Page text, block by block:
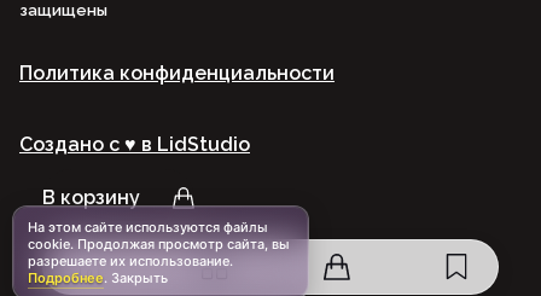
В корзину
защищены
Политика конфиденциальности
Создано с ♥️ в LidStudio
На этом сайте используются файлы
cookie. Продолжая просмотр сайта, вы
разрешаете их использование.
Подробнее. Закрыть